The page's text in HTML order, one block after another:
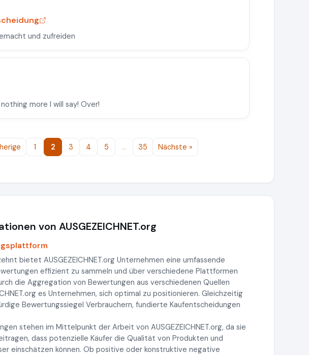
und zufreiden
more I will say! Over!
1 2 3 4 5 … 35 Nächste »
von AUSGEZEICHNET.org
bietet AUSGEZEICHNET.org Unternehmen eine umfassende
effizient zu sammeln und über verschiedene Plattformen
die Aggregation von Bewertungen aus verschiedenen Quellen
es Unternehmen, sich optimal zu positionieren. Gleichzeitig
Bewertungssiegel Verbrauchern, fundierte Kaufentscheidungen
stehen im Mittelpunkt der Arbeit von AUSGEZEICHNET.org, da sie
dass potenzielle Käufer die Qualität von Produkten und
einschätzen können. Ob positive oder konstruktive negative